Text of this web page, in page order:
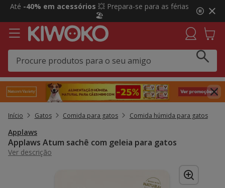
2
3,
mensagem,
Até -40% em acessórios 💥 Prepara-se para as férias
🏖️
Início Gatos Comida para gatos Comida húmida para gatos
Applaws
Applaws Atum sachê com geleia para gatos
Ver descrição